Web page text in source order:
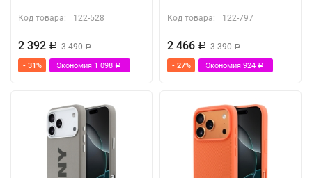
Код товара: 122-528
2 392 Р 3 490Р
- 31% Экономия 1 098 Р
Код товара: 122-797
2 466 Р 3 390Р
- 27% Экономия 924 Р